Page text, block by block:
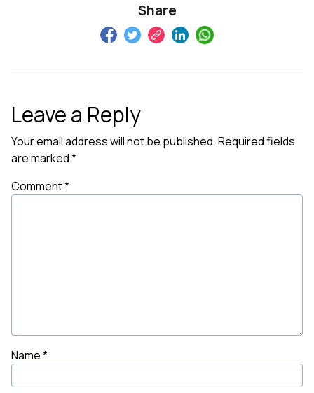
Share
Leave a Reply
Your email address will not be published.Required fields
are marked*
Comment*
Name*